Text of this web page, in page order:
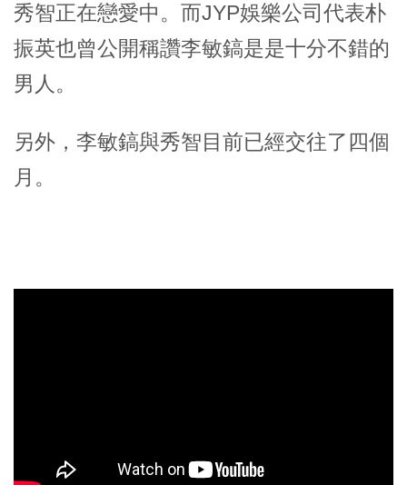
秀智正在戀愛中。而JYP娛樂公司代表朴
振英也曾公開稱讚李敏鎬是是十分不錯的
男人。
另外，李敏鎬與秀智目前已經交往了四個
月。